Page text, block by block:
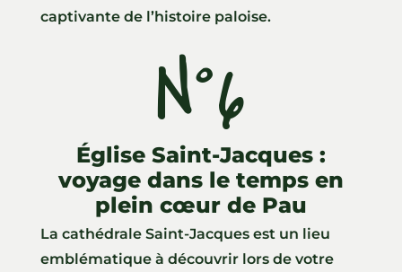
captivante de l’histoire paloise.
N°6
Église Saint-Jacques :
voyage dans le temps en
plein cœur de Pau
La cathédrale Saint-Jacques est un lieu
emblématique à découvrir lors de votre